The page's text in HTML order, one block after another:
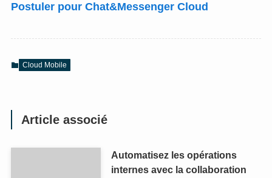
Postuler pour Chat&Messenger Cloud
Cloud Mobile
Article associé
Automatisez les opérations
internes avec la collaboration